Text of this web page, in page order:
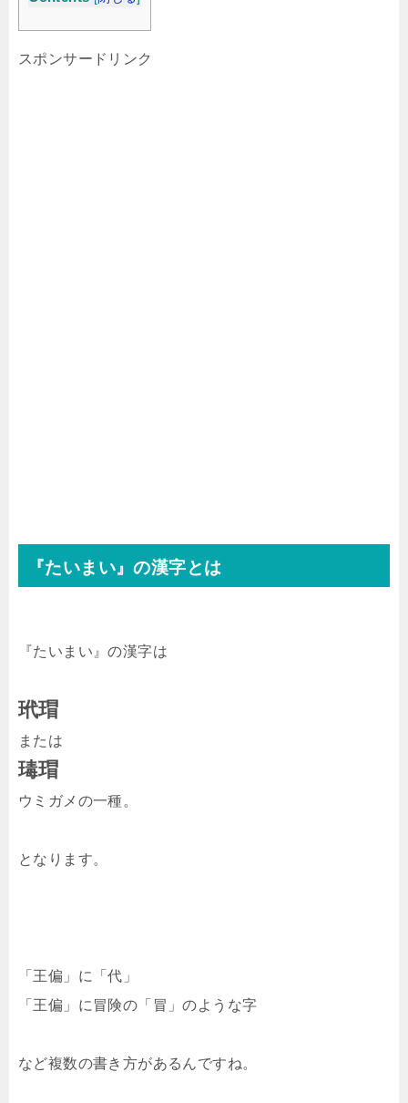
スポンサードリンク
『たいまい』の漢字とは
『たいまい』の漢字は
玳瑁
または
瑇瑁
ウミガメの一種。
となります。
「王偏」に「代」
「王偏」に冒険の「冒」のような字
など複数の書き方があるんですね。